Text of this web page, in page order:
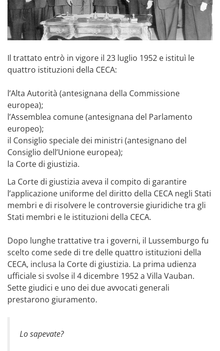
Il trattato entrò in vigore il 23 luglio 1952 e istituì le
quattro istituzioni della CECA:
l’Alta Autorità (antesignana della Commissione
europea);
l’Assemblea comune (antesignana del Parlamento
europeo);
il Consiglio speciale dei ministri (antesignano del
Consiglio dell’Unione europea);
la Corte di giustizia.
La Corte di giustizia aveva il compito di garantire
l’applicazione uniforme del diritto della CECA negli Stati
membri e di risolvere le controversie giuridiche tra gli
Stati membri e le istituzioni della CECA.
Dopo lunghe trattative tra i governi, il Lussemburgo fu
scelto come sede di tre delle quattro istituzioni della
CECA, inclusa la Corte di giustizia. La prima udienza
ufficiale si svolse il 4 dicembre 1952 a Villa Vauban.
Sette giudici e uno dei due avvocati generali
prestarono giuramento.
Lo sapevate?